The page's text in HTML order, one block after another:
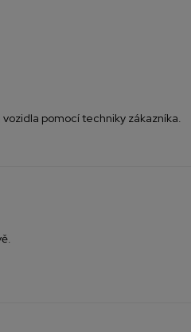
pomocí techniky zákazníka.